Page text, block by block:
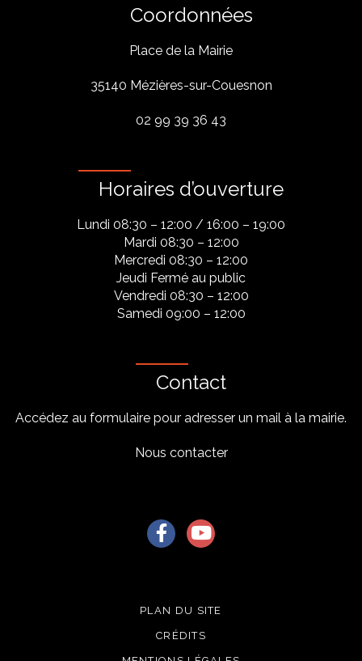
Coordonnées
Place de la Mairie
35140 Mézières-sur-Couesnon
02 99 39 36 43
Horaires d’ouverture
Lundi 08:30 – 12:00 / 16:00 – 19:00
Mardi 08:30 – 12:00
Mercredi 08:30 – 12:00
Jeudi Fermé au public
Vendredi 08:30 – 12:00
Samedi 09:00 – 12:00
Contact
Accédez au formulaire pour adresser un mail à la mairie.
Nous contacter
Lien vers le compte Facebook
Lien vers la chaîne
PLAN DU SITE
CRÉDITS